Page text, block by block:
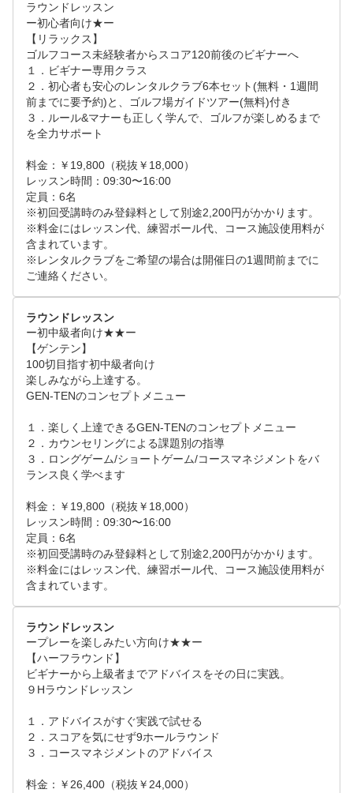
16:00-16:30：オリエンテーション
コーチと一緒に1日の復習をして、これからの課題や
目標を整理しましょう。
16:30：解散（クラブハウス：ロッカー）
ロッカールームやお風呂の利用も可能です。最後はフ
ロントで精算を行ってから、お帰りください。
【ご予約頂く際に】
・2名以上でご予約の場合は、それぞれでご予約申込
頂き、”要望・質問欄”にて同伴者である旨を記載して
ください。
・予約希望時間帯は、09:30〜16:00で設定をお願いい
たします。
※備考欄を必ずご確認いただきますようお願いいたし
ます。
。
ー午前ー
13:00-14:00：ショートゲームレッスン（パッティング
/アプローチグリーン）
アプローチ/バンカー/パッティングなどをレッスン。
特に苦手な項目を重点的に練習します。
14:00-16:00：コースレッスン（コース）
フェアウェイやラフ、傾斜地、バンカー、グリーン周
辺などコース内の様々なシュチュエーションを使って
実践的で効果的なレッスンをお楽しみください。
16:00-16:30：オリエンテーション
コーチと一緒に1日の復習をして、これからの課題や
16:30：解散（クラブハウス：ロッカー）
ロッカールームやお風呂の利用も可能です。最後はフ
ロントで精算を行ってから、お帰りください。
・2名以上でご予約の場合は、それぞれでご予約申込
頂き、”要望・質問欄”にて同伴者である旨を記載して
ください。
・予約希望時間帯は、09:30〜16:00で設定をお願いい
たします。
※備考欄を必ずご確認いただきますようお願いいたし
ます。
9:30-10:00：オリエンテーション（クラブハウス：ラ
ウンジ）
1日のタイムテーブルを説明した後に、お一人ずつカ
ウンセリングを行います。
10:00-12:00：レッスン（ドライビングレンジ/アプロ
課題や目標にそってアドバイスや練習方法（ドリル）
を提案します。
12:00-13:00：昼食（レストラン）
クラブハウス内のレストランで食事をご堪能ください
。
13:00-14:00：レッスン（パッティンググリーン）
プレーに備えてパッティングの練習をします。
14:00-16:00：9ホールラウンド（コース）
アドバイスやコースマネジメントを実践します。
ります。
16:30-17:00：オリエンテーション
目標を整理しましょう。
17:00：解散（クラブハウス：ロッカー）
ロッカールームやお風呂の利用も可能です。最後はフ
ロントで精算を行ってから、お帰りください。
【ご予約頂く際に】
・2名以上でご予約の場合は、それぞれでご予約申込
頂き、”要望・質問欄”にて同伴者である旨を記載して
ください。
たします。
※備考欄を必ずご確認いただきますようお願いいたし
ます。
ラウンドレッスン
ー初心者向け★ー
【リラックス】
ゴルフコース未経験者からスコア120前後のビギナーへ
１．ビギナー専用クラス
２．初心者も安心のレンタルクラブ6本セット(無料・1週間
前までに要予約)と、ゴルフ場ガイドツアー(無料)付き
３．ルール&マナーも正しく学んで、ゴルフが楽しめるまで
を全力サポート
料金：￥19,800（税抜￥18,000）
レッスン時間：09:30〜16:00
定員：6名
※初回受講時のみ登録料として別途2,200円がかかります。
※料金にはレッスン代、練習ボール代、コース施設使用料が
含まれています。
※レンタルクラブをご希望の場合は開催日の1週間前までに
ご連絡ください。
ラウンドレッスン
ー初中級者向け★★ー
【ゲンテン】
100切目指す初中級者向け
楽しみながら上達する。
GEN-TENのコンセプトメニュー
１．楽しく上達できるGEN-TENのコンセプトメニュー
２．カウンセリングによる課題別の指導
３．ロングゲーム/ショートゲーム/コースマネジメントをバ
ランス良く学べます
料金：￥19,800（税抜￥18,000）
レッスン時間：09:30〜16:00
定員：6名
※初回受講時のみ登録料として別途2,200円がかかります。
※料金にはレッスン代、練習ボール代、コース施設使用料が
含まれています。
ラウンドレッスン
ープレーを楽しみたい方向け★★ー
【ハーフラウンド】
ビギナーから上級者までアドバイスをその日に実践。
９Hラウンドレッスン
１．アドバイスがすぐ実践で試せる
２．スコアを気にせず9ホールラウンド
３．コースマネジメントのアドバイス
料金：￥26,400（税抜￥24,000）